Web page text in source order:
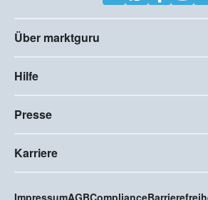
Über marktguru
Hilfe
Presse
Karriere